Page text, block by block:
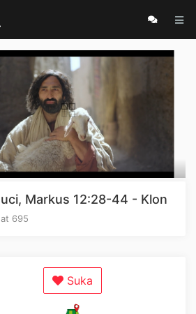
Markus 12:28-44 - Klon
695
Suka